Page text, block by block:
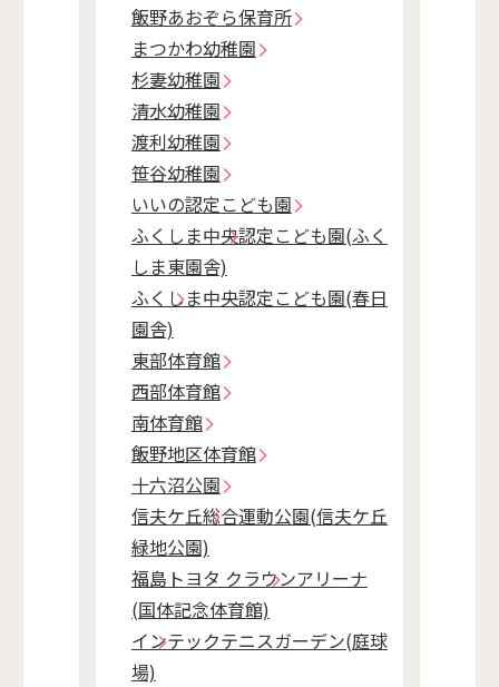
飯野あおぞら保育所
まつかわ幼稚園
杉妻幼稚園
清水幼稚園
渡利幼稚園
笹谷幼稚園
いいの認定こども園
ふくしま中央認定こども園(ふく
しま東園舎)
ふくしま中央認定こども園(春日
園舎)
東部体育館
西部体育館
南体育館
飯野地区体育館
十六沼公園
信夫ケ丘総合運動公園(信夫ケ丘
緑地公園)
福島トヨタ クラウンアリーナ
(国体記念体育館)
インテックテニスガーデン(庭球
場)